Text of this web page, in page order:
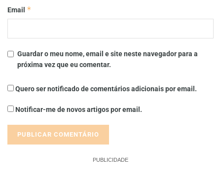
Email *
Guardar o meu nome, email e site neste navegador para a
próxima vez que eu comentar.
Quero ser notificado de comentários adicionais por email.
Notificar-me de novos artigos por email.
PUBLICIDADE